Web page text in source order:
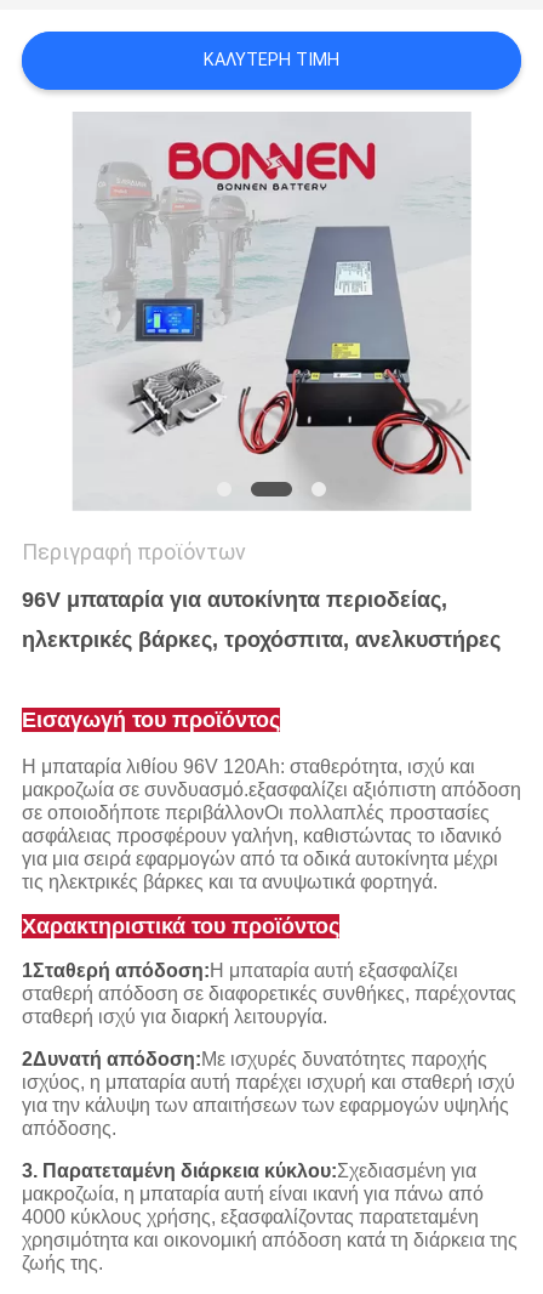
ΚΑΛΎΤΕΡΗ ΤΙΜΉ
Περιγραφή προϊόντων
96V μπαταρία για αυτοκίνητα περιοδείας,
ηλεκτρικές βάρκες, τροχόσπιτα, ανελκυστήρες
Εισαγωγή του προϊόντος
Η μπαταρία λιθίου 96V 120Ah: σταθερότητα, ισχύ και
μακροζωία σε συνδυασμό.εξασφαλίζει αξιόπιστη απόδοση
σε οποιοδήποτε περιβάλλονΟι πολλαπλές προστασίες
ασφάλειας προσφέρουν γαλήνη, καθιστώντας το ιδανικό
για μια σειρά εφαρμογών από τα οδικά αυτοκίνητα μέχρι
τις ηλεκτρικές βάρκες και τα ανυψωτικά φορτηγά.
Χαρακτηριστικά του προϊόντος
1Σταθερή απόδοση:Η μπαταρία αυτή εξασφαλίζει
σταθερή απόδοση σε διαφορετικές συνθήκες, παρέχοντας
σταθερή ισχύ για διαρκή λειτουργία.
2Δυνατή απόδοση:Με ισχυρές δυνατότητες παροχής
ισχύος, η μπαταρία αυτή παρέχει ισχυρή και σταθερή ισχύ
για την κάλυψη των απαιτήσεων των εφαρμογών υψηλής
απόδοσης.
3. Παρατεταμένη διάρκεια κύκλου:Σχεδιασμένη για
μακροζωία, η μπαταρία αυτή είναι ικανή για πάνω από
4000 κύκλους χρήσης, εξασφαλίζοντας παρατεταμένη
χρησιμότητα και οικονομική απόδοση κατά τη διάρκεια της
ζωής της.